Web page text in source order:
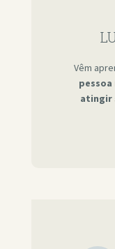
Vêm
atingir